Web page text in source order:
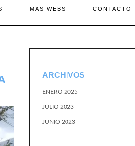
MAS WEBS CONTACTO
ARCHIVOS
ENERO 2025
JULIO 2023
JUNIO 2023